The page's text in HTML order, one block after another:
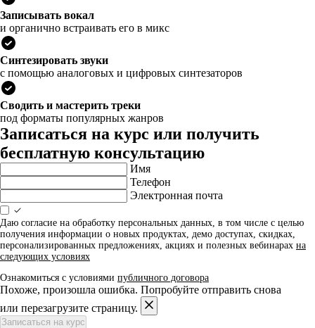
Записывать вокал
и органично встраивать его в микс
Синтезировать звуки
с помощью аналоговых и цифровых синтезаторов
Сводить и мастерить треки
под форматы популярных жанров
Записаться на курс или получить
бесплатную консультацию
Имя
Телефон
Электронная почта
Даю согласие на обработку персональных данных, в том числе с целью
получения информации о новых продуктах, демо доступах, скидках,
персонализированных предложениях, акциях и полезных вебинарах на
следующих условиях
Ознакомиться с условиями публичного договора
Похоже, произошла ошибка. Попробуйте отправить снова
или перезагрузите страницу.
Записаться на курс